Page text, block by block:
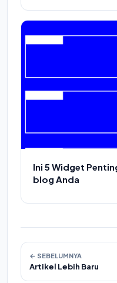
Ini 5 Widget
blog Anda
← SEBELUMNYA
Artikel Lebih Baru